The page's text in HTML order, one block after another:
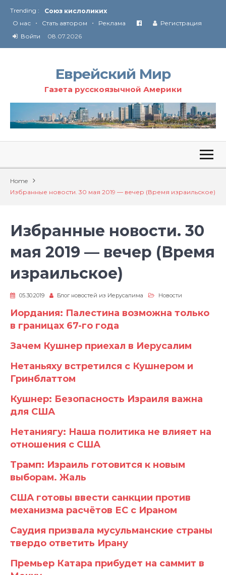
Trending :
Соглашение США с Ираном
Технология Революции в Иране
О нас • Стать автором • Реклама
Регистрация
Войти
08.07.2026
Еврейский Мир
Газета русскоязычной Америки
Home
Избранные новости. 30 мая 2019 — вечер (Время израильское)
Избранные новости. 30
мая 2019 — вечер (Время
израильское)
05.30.2019 Блог новостей из Иерусалима Новости
Иордания: Палестина возможна только
в границах 67-го года
Зачем Кушнер приехал в Иерусалим
Нетаньяху встретился с Кушнером и
Гринблаттом
Кушнер: Безопасность Израиля важна
для США
Нетаниягу: Наша политика не влияет на
отношения с США
Трамп: Израиль готовится к новым
выборам. Жаль
США готовы ввести санкции против
механизма расчётов ЕС с Ираном
Саудия призвала мусульманские страны
твердо ответить Ирану
Премьер Катара прибудет на саммит в